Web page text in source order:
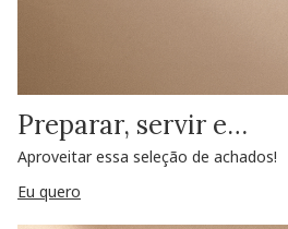
Preparar, servir e…
Aproveitar essa seleção de achados!
Eu quero